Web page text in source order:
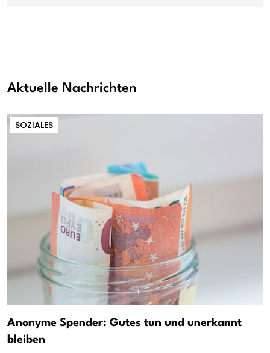
Aktuelle Nachrichten
SOZIALES
Anonyme Spender: Gutes tun und unerkannt
bleiben